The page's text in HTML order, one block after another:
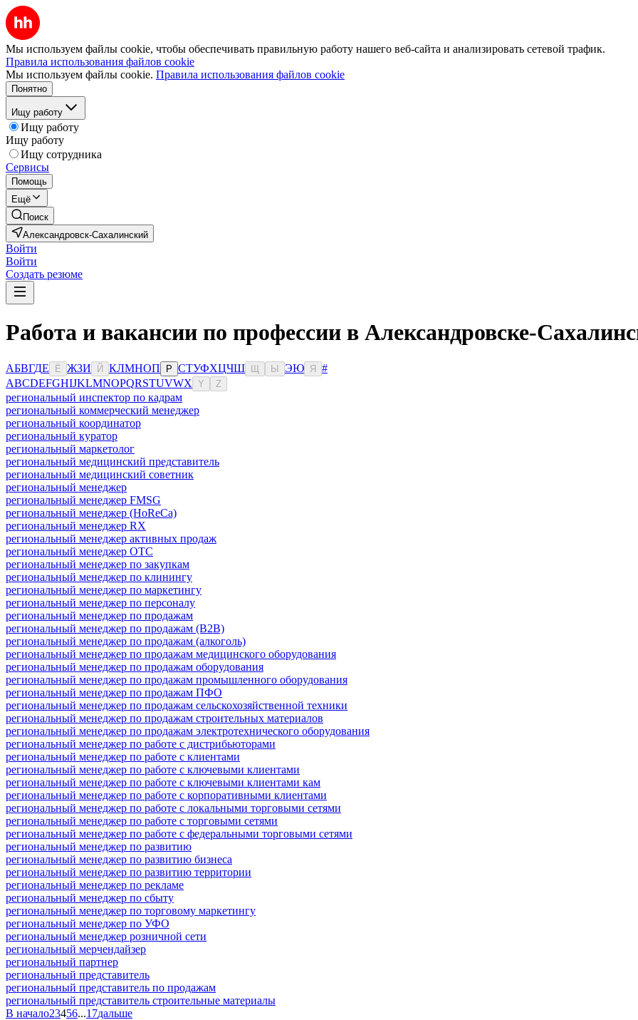
Мы используем файлы cookie, чтобы обеспечивать правильную работу нашего веб-сайта и анализировать сетевой трафик.
Правила использования файлов cookie
Мы используем файлы cookie. Правила использования файлов cookie
Понятно
Ищу работу
Ищу работу
Ищу работу
Ищу сотрудника
Сервисы
Помощь
Ещё
Поиск
Александровск-Сахалинский
Войти
Войти
Создать резюме
Работа и вакансии по профессии в Александровске-
АБВГДЕ Ё ЖЗИ Й КЛМНОП Р СТУФХЦЧШ Ы ЭЮ Я
#
ABCDEFGHIJKLMNOPQRSTUVWX Y Z
региональный инспектор по кадрам
региональный коммерческий менеджер
региональный координатор
региональный куратор
региональный маркетолог
региональный медицинский представитель
региональный медицинский советник
региональный менеджер
региональный менеджер FMSG
региональный менеджер (HoReCa)
региональный менеджер RX
региональный менеджер активных продаж
региональный менеджер ОТС
региональный менеджер по закупкам
региональный менеджер по клинингу
региональный менеджер по маркетингу
региональный менеджер по персоналу
региональный менеджер по продажам
региональный менеджер по продажам (B2B)
региональный менеджер по продажам (алкоголь)
региональный менеджер по продажам медицинского оборудования
региональный менеджер по продажам оборудования
региональный менеджер по продажам промышленного оборудования
региональный менеджер по продажам ПФО
региональный менеджер по продажам сельскохозяйственной техники
региональный менеджер по продажам строительных материалов
региональный менеджер по продажам электротехнического оборудования
региональный менеджер по работе с дистрибьюторами
региональный менеджер по работе с клиентами
региональный менеджер по работе с ключевыми клиентами
региональный менеджер по работе с ключевыми клиентами кам
региональный менеджер по работе с корпоративными клиентами
региональный менеджер по работе с локальными торговыми сетями
региональный менеджер по работе с торговыми сетями
региональный менеджер по работе с федеральными торговыми сетями
региональный менеджер по развитию
региональный менеджер по развитию бизнеса
региональный менеджер по развитию территории
региональный менеджер по рекламе
региональный менеджер по сбыту
региональный менеджер по торговому маркетингу
региональный менеджер по УФО
региональный менеджер розничной сети
региональный мерчендайзер
региональный партнер
региональный представитель
региональный представитель по продажам
региональный представитель строительные материалы
В начало23456...17дальше